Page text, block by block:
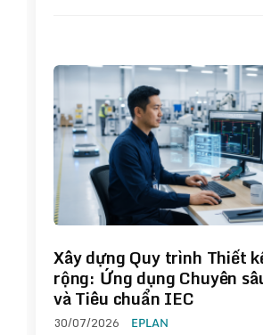
Xây dựng Quy trình Thiết
rộng: Ứng dụng Chuyên
và Tiêu chuẩn IEC
30/07/2026 EPLAN